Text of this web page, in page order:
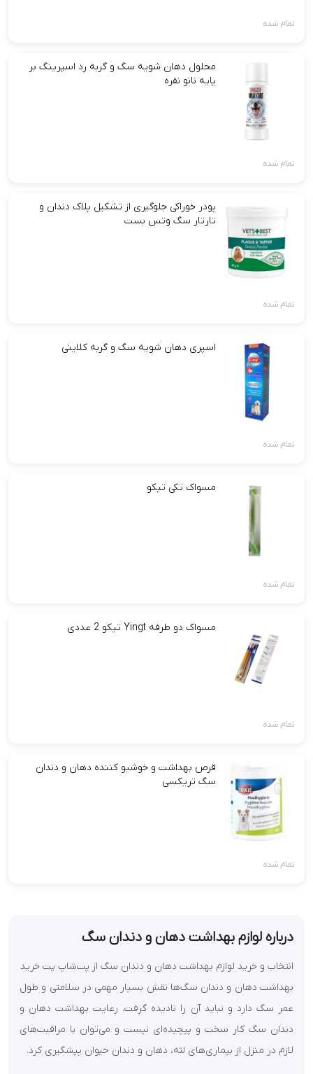
تمام شده
محلول دهان شویه سگ و گربه رد اسپرینگ بر
پایه نانو نقره
تمام شده
پودر خوراکی جلوگیری از تشکیل پلاک دندان و
تارتار سگ وتس بست
تمام شده
اسپری دهان شویه سگ و گربه کلاینی
تمام شده
مسواک تکی تیکو
تمام شده
مسواک دو طرفه Yingt تیکو 2 عددی
تمام شده
قرص بهداشت و خوشبو کننده دهان و دندان
سگ تریکسی
تمام شده
درباره لوازم بهداشت دهان و دندان سگ
انتخاب و خرید لوازم بهداشت دهان و دندان سگ از پت‌شاپ پت خرید
بهداشت دهان و دندان سگ‌ها نقش بسیار مهمی در سلامتی و طول
عمر سگ دارد و نباید آن را نادیده گرفت. رعایت بهداشت دهان و
دندان سگ کار سخت و پیچیده‌ای نیست و می‌توان با مراقبت‌های
لازم در منزل از بیماری‌های لثه، دهان و دندان حیوان پیشگیری کرد.